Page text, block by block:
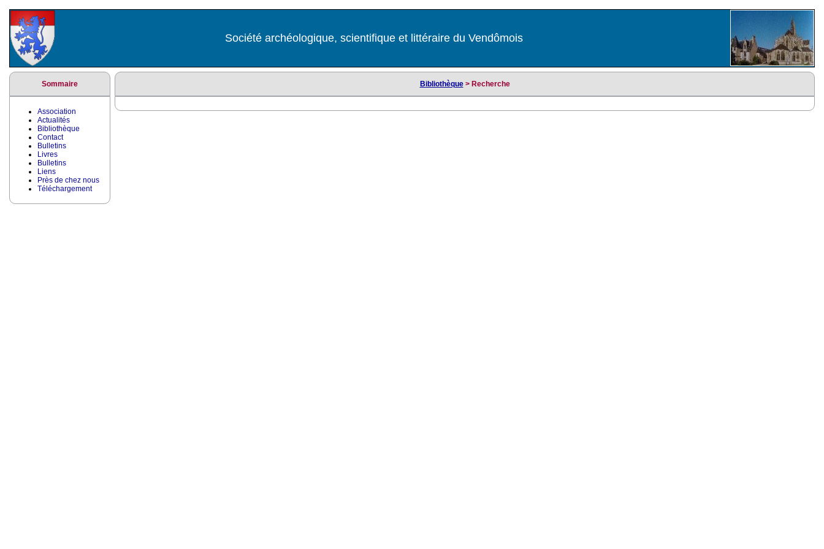
Société archéologique, scientifique et littéraire du Vendômois
Sommaire
Association
Actualités
Bibliothèque
Contact
Bulletins
Livres
Bulletins
Liens
Près de chez nous
Téléchargement
Bibliothèque> Recherche